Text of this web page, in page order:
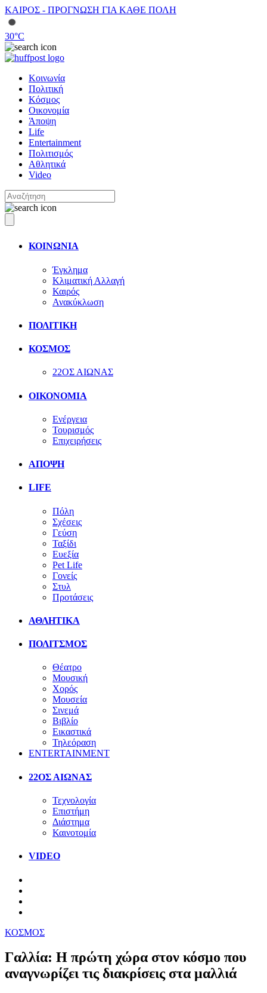
ΚΑΙΡΟΣ - ΠΡΟΓΝΩΣΗ ΓΙΑ ΚΑΘΕ ΠΟΛΗ
30°C
Κοινωνία
Πολιτική
Κόσμος
Οικονομία
Άποψη
Life
Entertainment
Πολιτισμός
Αθλητικά
Video
ΚΟΙΝΩΝΙΑ
Έγκλημα
Κλιματική Αλλαγή
Καιρός
Ανακύκλωση
ΠΟΛΙΤΙΚΗ
ΚΟΣΜΟΣ
22ΟΣ ΑΙΩΝΑΣ
ΟΙΚΟΝΟΜΙΑ
Ενέργεια
Τουρισμός
Επιχειρήσεις
ΑΠΟΨΗ
LIFE
Πόλη
Σχέσεις
Γεύση
Ταξίδι
Ευεξία
Pet Life
Γονείς
Στυλ
Προτάσεις
ΑΘΛΗΤΙΚΑ
ΠΟΛΙΤΣΜΟΣ
Θέατρο
Μουσική
Χορός
Μουσεία
Σινεμά
Βιβλίο
Εικαστικά
Τηλεόραση
ENTERTAINMENT
22ΟΣ ΑΙΩΝΑΣ
Τεχνολογία
Επιστήμη
Διάστημα
Καινοτομία
VIDEO
ΚΟΣΜΟΣ
Γαλλία: Η πρώτη χώρα στον κόσμο που
αναγνωρίζει τις διακρίσεις στα μαλλιά